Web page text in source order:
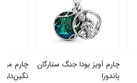
چارم آویز یودا جنگ ستارگان
پاندورا
چارم
نگین‌دار